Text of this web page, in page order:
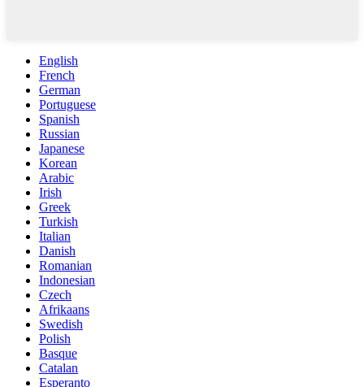
English
French
German
Portuguese
Spanish
Russian
Japanese
Korean
Arabic
Irish
Greek
Turkish
Italian
Danish
Romanian
Indonesian
Czech
Afrikaans
Swedish
Polish
Basque
Catalan
Esperanto